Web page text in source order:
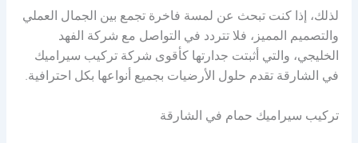
لذلك، إذا كنت تبحث عن لمسة فاخرة تجمع بين الجمال العملي
والتصميم المميز، فلا تتردد في التواصل مع شركة الفهد
الخليجي، والتي أثبتت جدارتها كأقوى شركة تركيب سيراميك
في الشارقة تقدم حلول الأرضيات بجميع أنواعها بكل احترافية.
تركيب سيراميك حمام في الشارقة